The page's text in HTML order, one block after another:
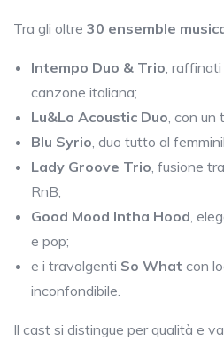
Tra gli oltre 30 ensemble
Intempo Duo & Trio ,
canzone italiana;
Lu&Lo Acoustic Duo , con
Blu Syrio , duo tutto al
Lady Groove Trio , fusione
RnB;
Good Mood Intha Hood ,
e pop;
e i travolgenti So What con
inconfondibile.
Il cast si distingue per qualità e